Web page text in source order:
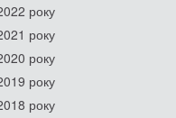
року
року
року
року
року